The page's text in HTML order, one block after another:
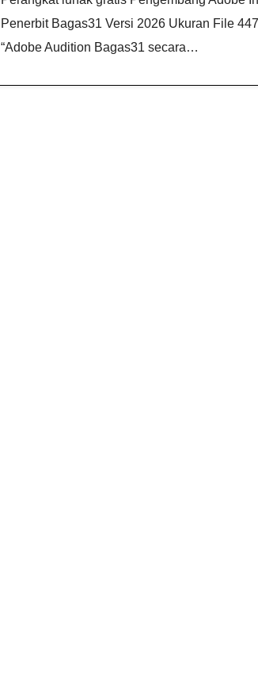
Penerbit Bagas31 Versi 2026 Ukuran File
“Adobe Audition Bagas31 secara…